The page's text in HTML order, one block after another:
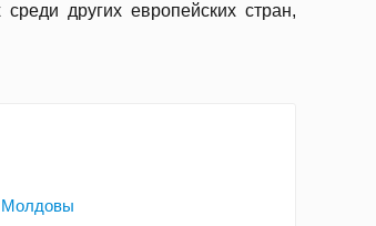
других европейских стран,
Молдовы